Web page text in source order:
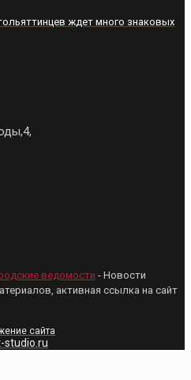
ждет много знаковых
ведомости - Новости
активная ссылка на сайт
сайта
studio.ru